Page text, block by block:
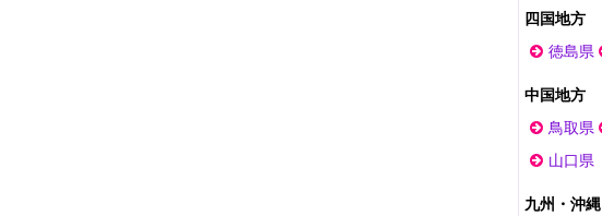
四国地方
徳島県
中国地方
鳥取県
山口県
九州・沖縄